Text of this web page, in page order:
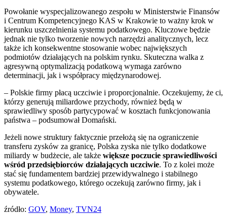
Powołanie wyspecjalizowanego zespołu w Ministerstwie Finansów
i Centrum Kompetencyjnego KAS w Krakowie to ważny krok w
kierunku uszczelnienia systemu podatkowego. Kluczowe będzie
jednak nie tylko tworzenie nowych narzędzi analitycznych, lecz
także ich konsekwentne stosowanie wobec największych
podmiotów działających na polskim rynku. Skuteczna walka z
agresywną optymalizacją podatkową wymaga zarówno
determinacji, jak i współpracy międzynarodowej.
– Polskie firmy płacą uczciwie i proporcjonalnie. Oczekujemy, że ci,
którzy generują miliardowe przychody, również będą w
sprawiedliwy sposób partycypować w kosztach funkcjonowania
państwa – podsumował Domański.
Jeżeli nowe struktury faktycznie przełożą się na ograniczenie
transferu zysków za granicę, Polska zyska nie tylko dodatkowe
miliardy w budżecie, ale także większe poczucie sprawiedliwości
wśród przedsiębiorców działających uczciwie. To z kolei może
stać się fundamentem bardziej przewidywalnego i stabilnego
systemu podatkowego, którego oczekują zarówno firmy, jak i
obywatele.
źródło: GOV, Money, TVN24